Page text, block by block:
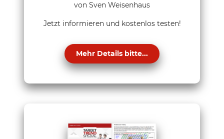
von Sven Weisenhaus
Jetzt informieren und kostenlos testen!
Mehr Details bitte...